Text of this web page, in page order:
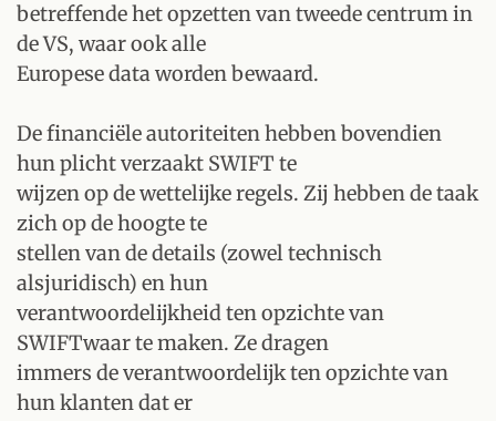
betreffende het opzetten van tweede centrum in
de VS, waar ook alle
Europese data worden bewaard.
De financiële autoriteiten hebben bovendien
hun plicht verzaakt SWIFT te
wijzen op de wettelijke regels. Zij hebben de taak
zich op de hoogte te
stellen van de details (zowel technisch
alsjuridisch) en hun
verantwoordelijkheid ten opzichte van
SWIFTwaar te maken. Ze dragen
immers de verantwoordelijk ten opzichte van
hun klanten dat er